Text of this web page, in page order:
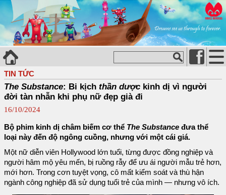
TIN TỨC
The Substance: Bi kịch thần dược kinh dị vì người
đời tàn nhẫn khi phụ nữ đẹp già đi
16/10/2024
Bộ phim kinh dị châm biếm cơ thể The Substance đưa thể
loại này đến độ ngông cuồng, nhưng với một cái giá.
Một nữ diễn viên Hollywood lớn tuổi, từng được đồng nghiệp và
người hâm mộ yêu mến, bị ruồng rẫy để ưu ái người mẫu trẻ hơn,
mới hơn. Trong cơn tuyệt vọng, cô mất kiểm soát và thù hận
ngành công nghiệp đã sử dụng tuổi trẻ của mình — nhưng vô ích.